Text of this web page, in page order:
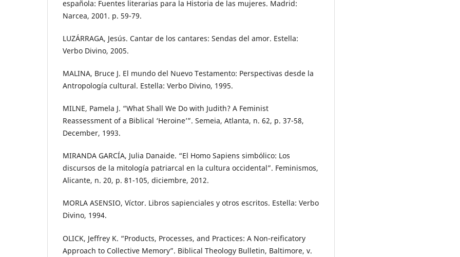
española: Fuentes literarias para la Historia de las mujeres. Madrid:
Narcea, 2001. p. 59-79.
LUZÁRRAGA, Jesús. Cantar de los cantares: Sendas del amor. Estella:
Verbo Divino, 2005.
MALINA, Bruce J. El mundo del Nuevo Testamento: Perspectivas desde la
Antropología cultural. Estella: Verbo Divino, 1995.
MILNE, Pamela J. “What Shall We Do with Judith? A Feminist
Reassessment of a Biblical ‘Heroine’”. Semeia, Atlanta, n. 62, p. 37-58,
December, 1993.
MIRANDA GARCÍA, Julia Danaide. “El Homo Sapiens simbólico: Los
discursos de la mitología patriarcal en la cultura occidental”. Feminismos,
Alicante, n. 20, p. 81-105, diciembre, 2012.
MORLA ASENSIO, Víctor. Libros sapienciales y otros escritos. Estella: Verbo
Divino, 1994.
OLICK, Jeffrey K. “Products, Processes, and Practices: A Non-reificatory
Approach to Collective Memory”. Biblical Theology Bulletin, Baltimore, v.